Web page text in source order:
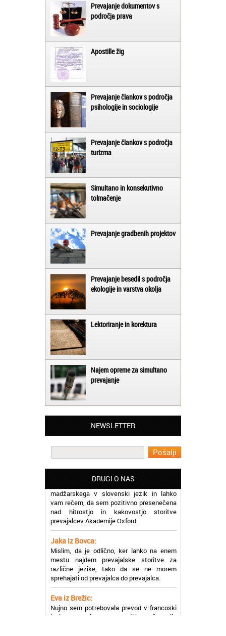
Prevajanje dokumentov s
področja prava
Apostille žig
Prevajanje člankov s področja
psihologije in sociologije
Prevajanje člankov s področja
turizma
Simultano in konsekutivno
tolmačenje
Prevajanje gradbenih projektov
Prevajanje besedil s področja
ekologije in varstva okolja
Lektoriranje in korektura
Najem opreme za simultano
prevajanje
NEWSLETTER
DRUGI O NAS
Matjaž iz Ajdovščine:
Lahko pohvalim vse zaposlene v Akademiji
Oxford, ker so resnično profesionalni in
Martina iz Bleda:
Potrebovala sem prevajanje iz
madžarskega v slovenski jezik in lahko
vam rečem, da sem pozitivno presenečena
nad hitrostjo in kakovostjo storitve
prevajalcev Akademije Oxford.
Jaka iz Bovca:
Mislim, da je odlično, ker lahko na enem
mestu najdem prevajalske storitve za
različne jezike, tako da se ne morem
sprehajati od prevajalca do prevajalca.
Eva iz Brežic:
Nujno sem potrebovala prevod v francoski
jezik, na spletu sem našla Oxford, jih
poklicala in v roku nekaj ur sem po